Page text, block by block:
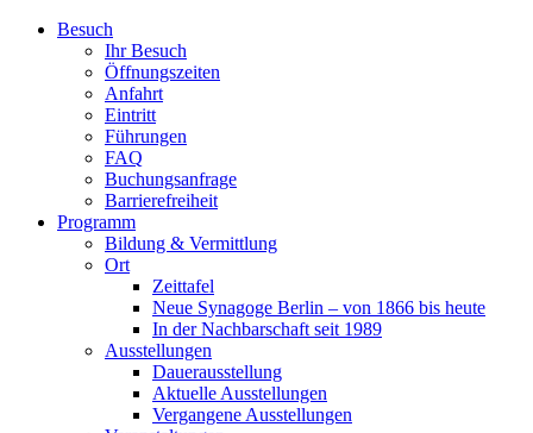
Zum
Besuch
Ihr Besuch
Öffnungszeiten
Anfahrt
Eintritt
Führungen
FAQ
Buchungsanfrage
Barrierefreiheit
Programm
Bildung & Vermittlung
Ort
Zeittafel
Neue Synagoge Berlin – von 1866 bis heute
In der Nachbarschaft seit 1989
Ausstellungen
Dauerausstellung
Aktuelle Ausstellungen
Vergangene Ausstellungen